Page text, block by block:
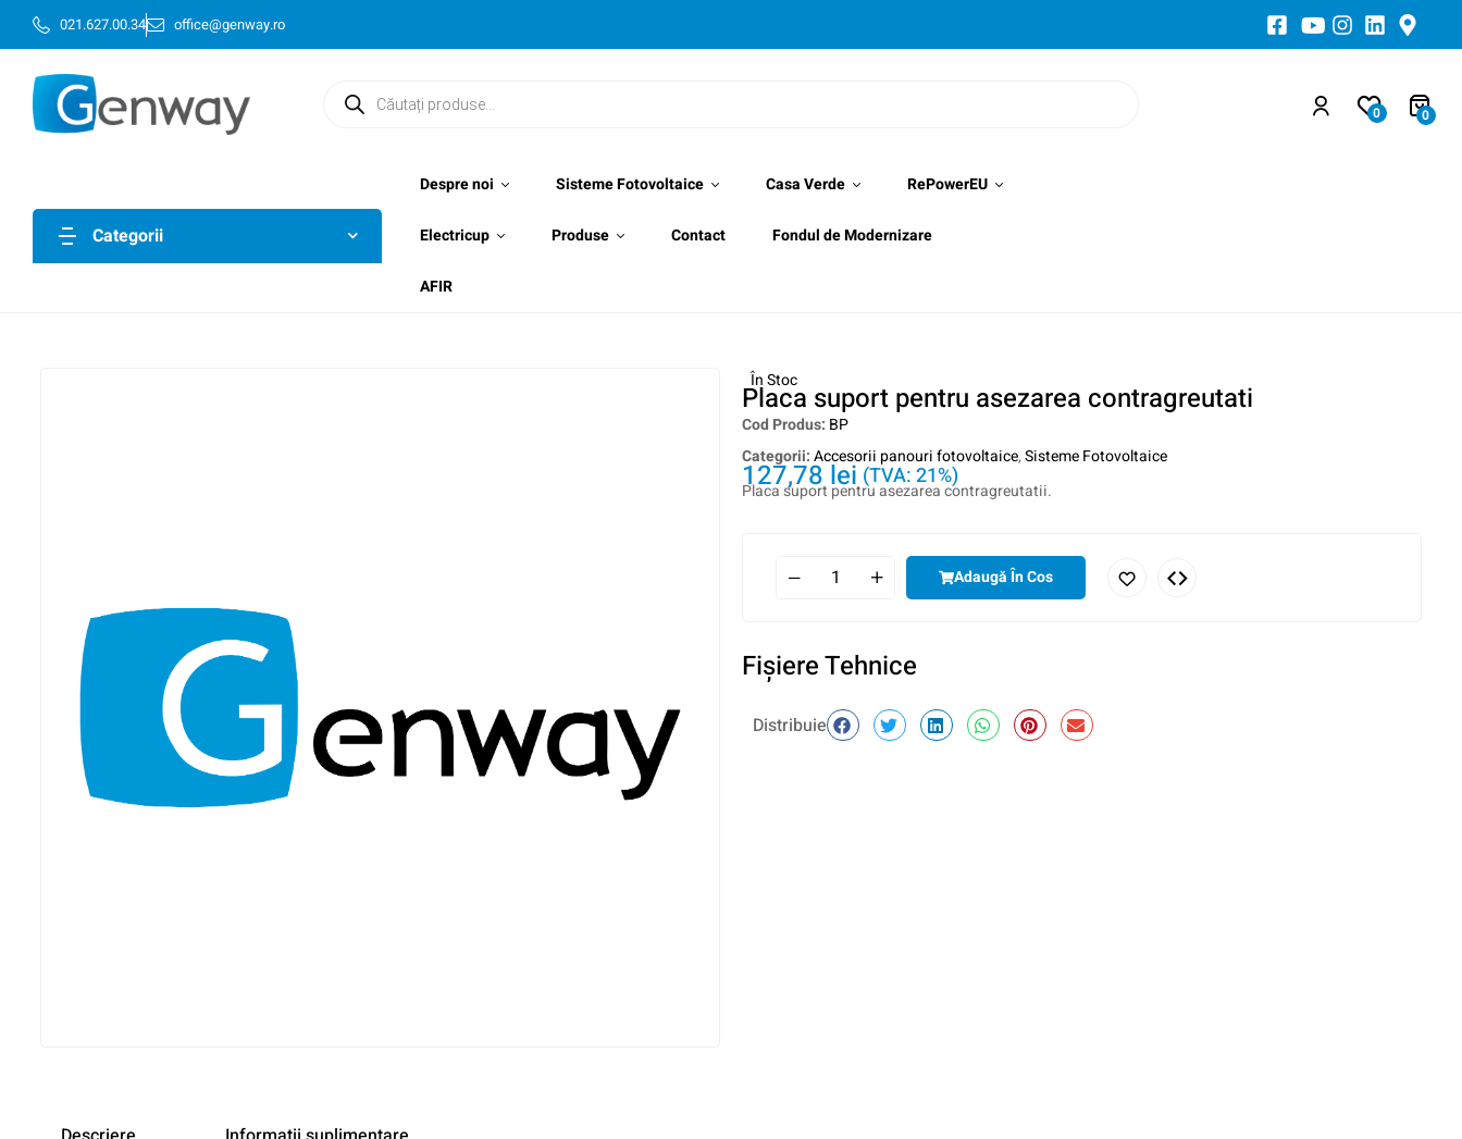
021.627.00.34 office@genway.ro
0 0
Categorii
Despre noi Sisteme Fotovoltaice Casa Verde RePowerEU
Electricup Produse Contact Fondul de Modernizare
AFIR
În Stoc
Placa suport pentru asezarea contragreutati
Cod Produs: BP
Categorii:Accesorii panouri fotovoltaice,Sisteme Fotovoltaice
127,78lei (TVA: 21%)
Placa suport pentru asezarea contragreutatii.
Adaugă În Cos
Fişiere Tehnice
Distribuie